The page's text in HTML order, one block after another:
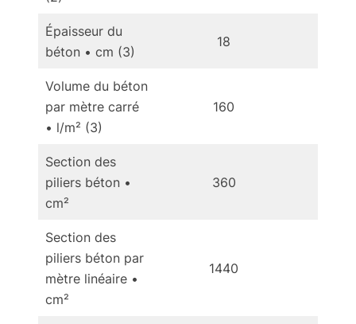
Épaisseur du
béton • cm (3)
18
Volume du béton
par mètre carré
• l/m² (3)
160
Section des
piliers béton •
cm²
360
Section des
piliers béton par
mètre linéaire •
cm²
1440